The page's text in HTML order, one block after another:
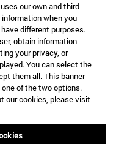
our own and third-
when you
different purposes.
obtain information
your privacy, or
You can select the
them all. This banner
of the two options.
our cookies, please visit